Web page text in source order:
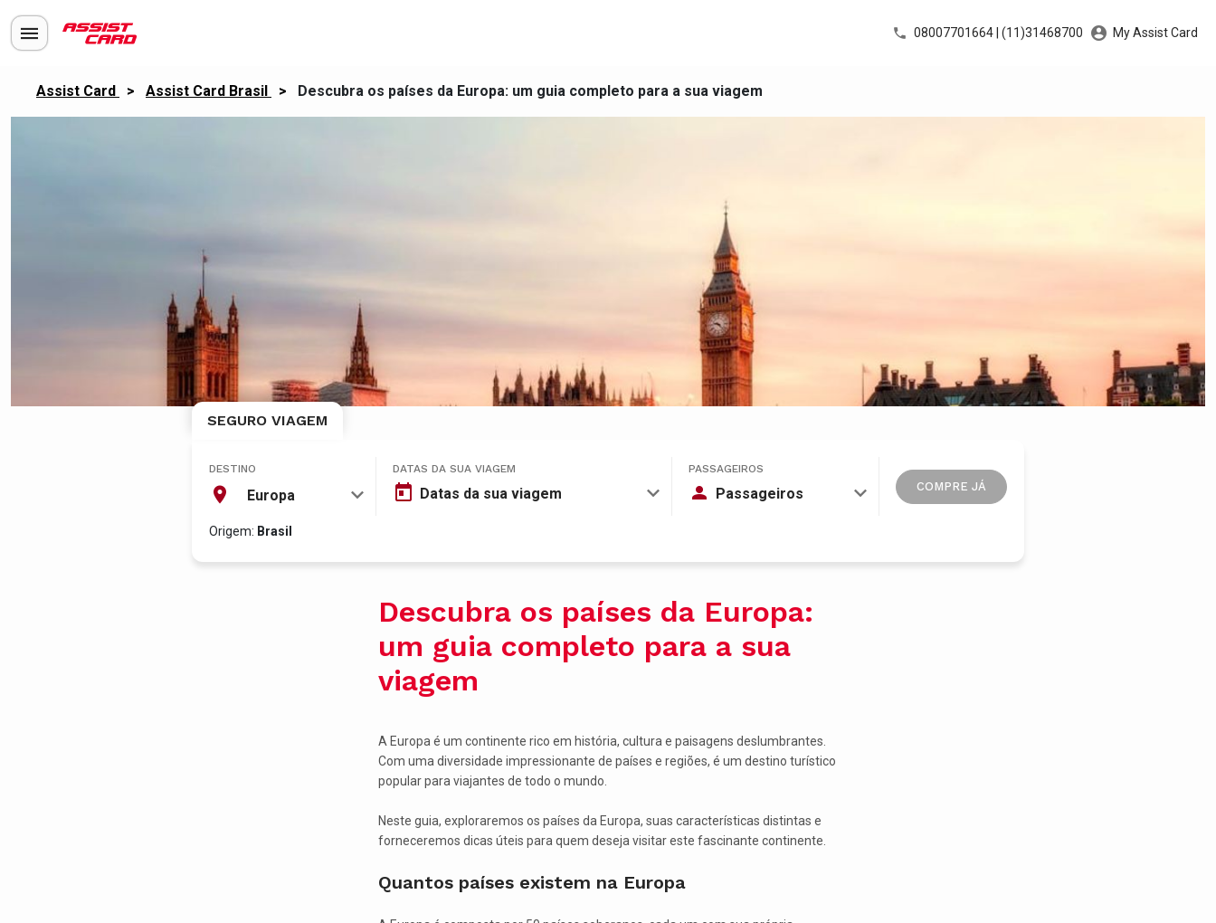
08007701664 | (11)31468700 My Assist Card
Assist Card > Assist Card Brasil > Descubra os países da Europa: um guia completo para a sua viagem
SEGURO VIAGEM
DESTINO
Europa
DATAS DA SUA VIAGEM
Datas da sua viagem
PASSAGEIROS
Passageiros COMPRE JÁ
Origem: Brasil
Descubra os países da Europa:
um guia completo para a sua
viagem
A Europa é um continente rico em história, cultura e paisagens deslumbrantes.
Com uma diversidade impressionante de países e regiões, é um destino turístico
popular para viajantes de todo o mundo.
Neste guia, exploraremos os países da Europa, suas características distintas e
forneceremos dicas úteis para quem deseja visitar este fascinante continente.
Quantos países existem na Europa